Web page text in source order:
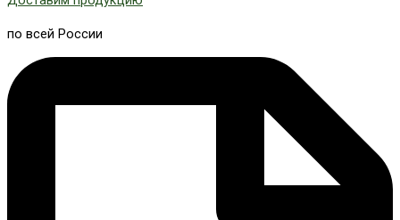
по всей России